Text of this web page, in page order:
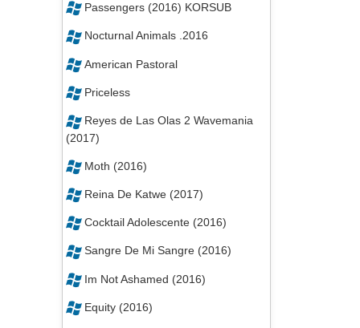
Passengers (2016) KORSUB
Nocturnal Animals .2016
American Pastoral
Priceless
Reyes de Las Olas 2 Wavemania
(2017)
Moth (2016)
Reina De Katwe (2017)
Cocktail Adolescente (2016)
Sangre De Mi Sangre (2016)
Im Not Ashamed (2016)
Equity (2016)